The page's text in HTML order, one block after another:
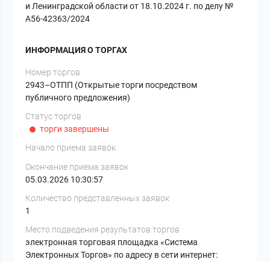
и Ленинградской области от 18.10.2024 г. по делу №
А56-42363/2024
ИНФОРМАЦИЯ О ТОРГАХ
Номер торгов
2943–ОТПП (Открытые торги посредством
публичного предложения)
Статус торгов
торги завершены
Начало приема заявок
Окончание приема заявок
05.03.2026 10:30:57
Количество представленных заявок
1
Место подведения результатов торгов
электронная торговая площадка «Система
Электронных Торгов» по адресу в сети интернет: